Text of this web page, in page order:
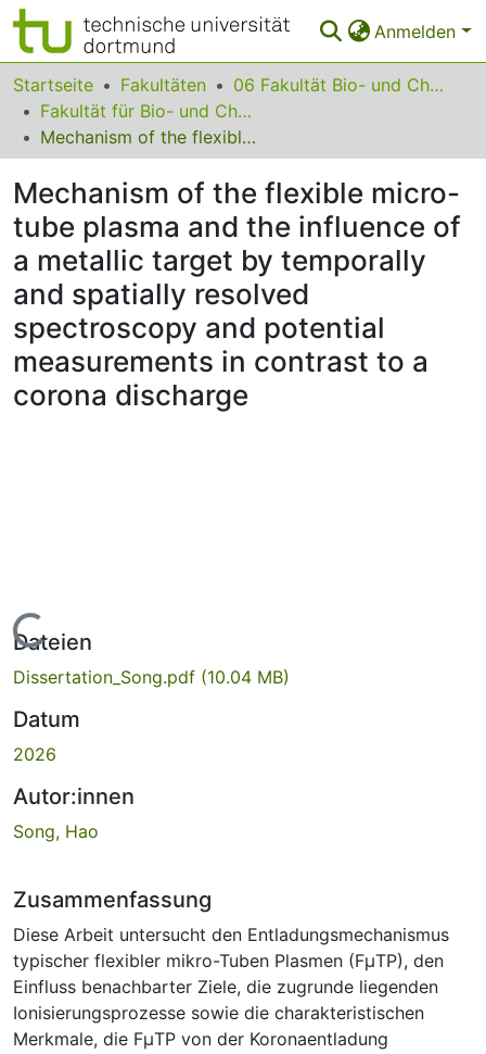
Anmelden
Bereiche & Sammlungen
Das gesamte Repositorium
FAQ
Leitlinien
Zurück zur Startseite
Startseite Fakultäten
06 Fakultät Bio- und Chemieingenieurwesen
Fakultät für Bio- und Chemieingenieurwesen
Mechanism of the flexible micro-tube plasma and the influence of a metallic target by temporally and spatially resolved spectroscopy and potential measurements in contrast to a corona discharge
Mechanism of the flexible micro-
tube plasma and the influence of
a metallic target by temporally
and spatially resolved
spectroscopy and potential
measurements in contrast to a
corona discharge
Lade...
Dateien
Dissertation_Song.pdf (10.04 MB)
Datum
2026
Autor:innen
Song, Hao
Zusammenfassung
Diese Arbeit untersucht den Entladungsmechanismus
typischer flexibler mikro-Tuben Plasmen (FμTP), den
Einfluss benachbarter Ziele, die zugrunde liegenden
Ionisierungsprozesse sowie die charakteristischen
Merkmale, die FμTP von der Koronaentladung